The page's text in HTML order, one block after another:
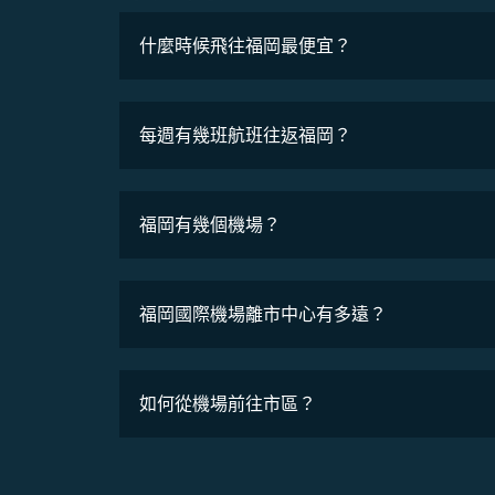
什麼時候飛往福岡最便宜？
每週有幾班航班往返福岡？
福岡有幾個機場？
福岡國際機場離市中心有多遠？
如何從機場前往市區？